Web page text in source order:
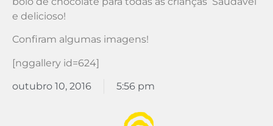
e delicioso!
Confiram algumas imagens!
[nggallery id=624]
outubro 10, 2016 5:56 pm